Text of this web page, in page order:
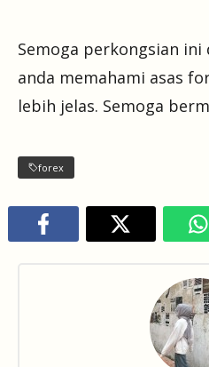
Semoga perkongsian
anda memahami asas
lebih jelas. Semoga
forex